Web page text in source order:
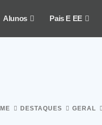
Alunos Pais E EE
DESTAQUES GERAL